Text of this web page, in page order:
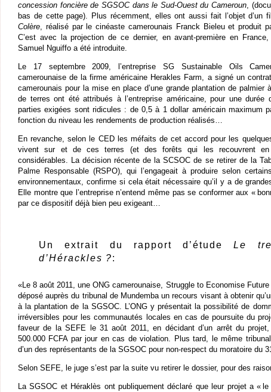
concession foncière de SGSOC dans le Sud-Ouest du Cameroun,
bas de cette page). Plus récemment, elles ont aussi fait l’objet d’un
Colère, réalisé par le cinéaste camerounais Franck Bieleu et produit
C’est avec la projection de ce dernier, en avant-première en
Samuel Nguiffo a été introduite.
Le 17 septembre 2009, l’entreprise SG Sustainable Oils
camerounaise de la firme américaine Herakles Farm, a signé un
camerounais pour la mise en place d’une grande plantation de palmier
de terres ont été attribués à l’entreprise américaine, pour une durée
parties exigées sont ridicules : de 0,5 à 1 dollar américain maximum
fonction du niveau les rendements de production réalisés…
En revanche, selon le CED les méfaits de cet accord pour les
vivent sur et de ces terres (et des forêts qui les recouvrent en
considérables. La décision récente de la SCSOC de se retirer de la
Palme Responsable (RSPO), qui l’engageait à produire selon
environnementaux, confirme si cela était nécessaire qu’il y a de
Elle montre que l’entreprise n’entend même pas se conformer aux «
par ce dispositif déjà bien peu exigeant…
Un extrait du rapport d’étudeLe
d’Hérackles ?:
«Le 8 août 2011, une ONG camerounaise, Struggle to Economise
déposé auprès du tribunal de Mundemba un recours visant à obtenir
à la plantation de la SGSOC. L’ONG y présentait la possibilité de
irréversibles pour les communautés locales en cas de poursuite du
faveur de la SEFE le 31 août 2011, en décidant d’un arrêt du
500.000 FCFA par jour en cas de violation. Plus tard, le même tribunal
d’un des représentants de la SGSOC pour non-respect du moratoire du
Selon SEFE, le juge s’est par la suite vu retirer le dossier, pour des
La SGSOC et Héraklès ont publiquement déclaré que leur projet a «